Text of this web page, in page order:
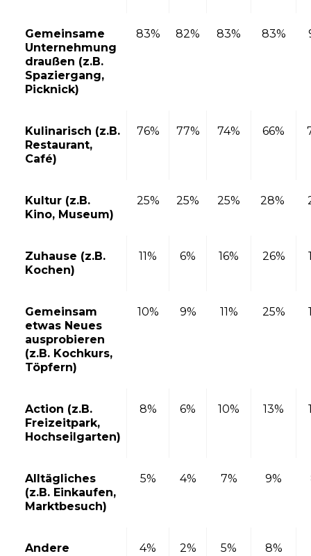
Gemeinsame
Unternehmung
draußen (z.B.
Spaziergang,
Picknick)
83% 82% 83% 83%
Kulinarisch (z.B.
Restaurant,
Café)
76% 77% 74% 66%
Kultur (z.B.
Kino, Museum)
25% 25% 25% 28%
Zuhause (z.B.
Kochen)
11% 6% 16% 26%
Gemeinsam
etwas Neues
ausprobieren
(z.B. Kochkurs,
Töpfern)
10% 9% 11% 25%
Action (z.B.
Freizeitpark,
Hochseilgarten)
8% 6% 10% 13%
Alltägliches
(z.B. Einkaufen,
Marktbesuch)
5% 4% 7% 9%
Andere 4% 2% 5% 8%